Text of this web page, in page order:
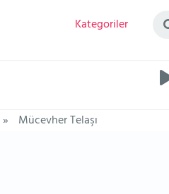
Kategoriler
» Mücevher Telaşı